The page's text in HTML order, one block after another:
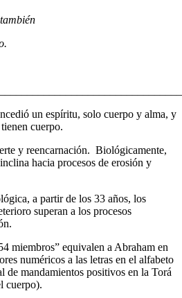
un espíritu, solo cuerpo y alma, y
cuerpo.
y reencarnación. Biológicamente,
hacia procesos de erosión y
a partir de los 33 años, los
superan a los procesos
miembros” equivalen a Abraham en
numéricos a las letras en el alfabeto
de mandamientos positivos en la Torá
cuerpo).